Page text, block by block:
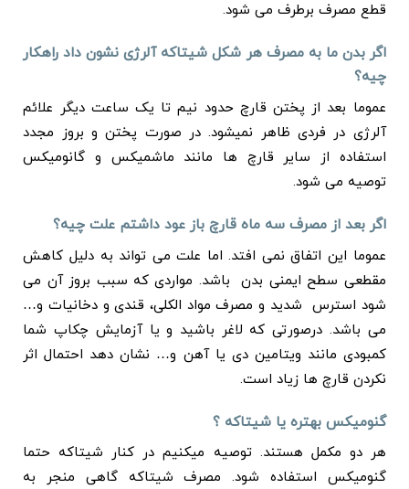
قطع مصرف برطرف می شود.
اگر بدن ما به مصرف هر شکل شیتاکه آلرژی نشون داد راهکار
چیه؟
عموما بعد از پختن قارچ حدود نیم تا یک ساعت دیگر علائم
آلرژی در فردی ظاهر نمیشود. در صورت پختن و بروز مجدد
استفاده از سایر قارچ ها مانند ماشمیکس و گانومیکس
توصیه می شود.
اگر بعد از مصرف سه ماه قارچ باز عود داشتم علت چیه؟
عموما این اتفاق نمی افتد. اما علت می تواند به دلیل کاهش
مقطعی سطح ایمنی بدن باشد. مواردی که سبب بروز آن می
شود استرس شدید و مصرف مواد الکلی، قندی و دخانیات و…
می باشد. درصورتی که لاغر باشید و یا آزمایش چکاپ شما
کمبودی مانند ویتامین دی یا آهن و… نشان دهد احتمال اثر
نکردن قارچ ها زیاد است.
گنومیکس بهتره یا شیتاکه ؟
هر دو مکمل هستند. توصیه میکنیم در کنار شیتاکه حتما
گنومیکس استفاده شود. مصرف شیتاکه گاهی منجر به